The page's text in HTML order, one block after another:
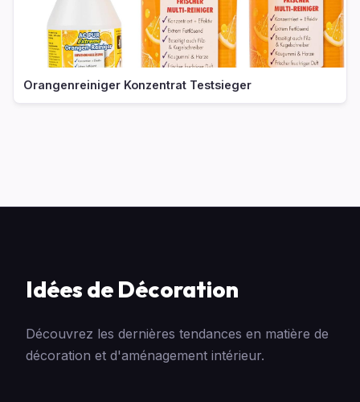
Orangenreiniger Konzentrat Testsieger
Idées de Décoration
Découvrez les dernières tendances en matière de
décoration et d'aménagement intérieur.